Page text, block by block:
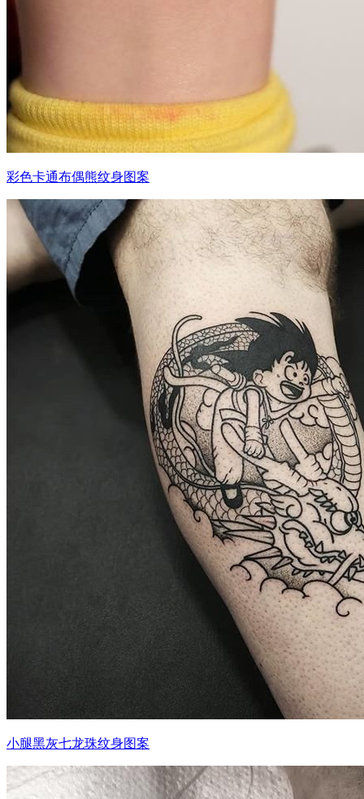
彩色卡通布偶熊纹身图案
小腿黑灰七龙珠纹身图案